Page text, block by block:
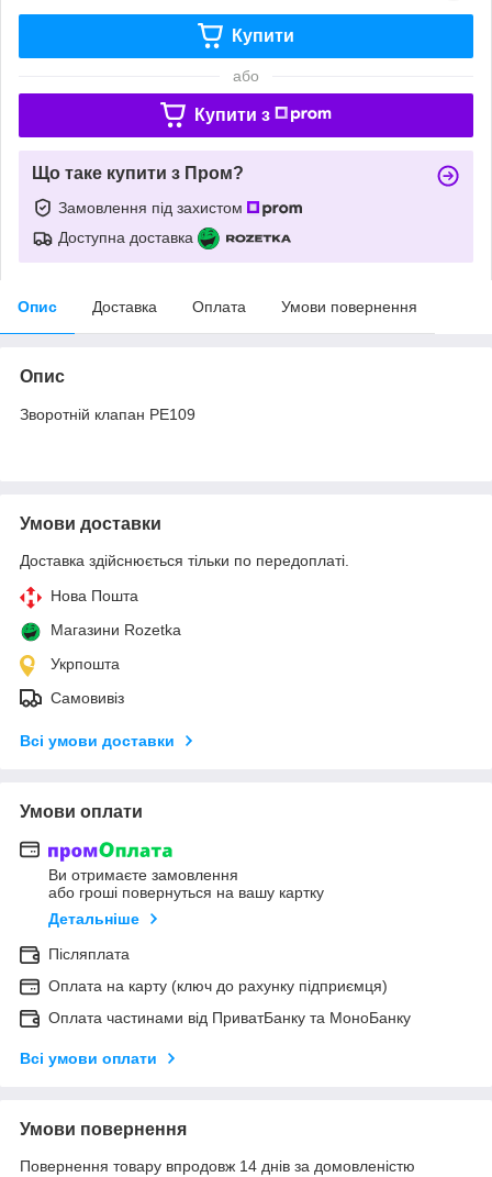
Купити
або
Купити з
Що таке купити з Пром?
Замовлення під захистом
Доступна доставка
Опис Доставка Оплата Умови повернення
Опис
Зворотній клапан РЕ109
Умови доставки
Доставка здійснюється тільки по передоплаті.
Нова Пошта
Магазини Rozetka
Укрпошта
Самовивіз
Всі умови доставки
Умови оплати
Ви отримаєте замовлення
або гроші повернуться на вашу картку
Детальніше
Післяплата
Оплата на карту (ключ до рахунку підприємця)
Оплата частинами від ПриватБанку та МоноБанку
Всі умови оплати
Умови повернення
Повернення товару впродовж 14 днів за домовленістю